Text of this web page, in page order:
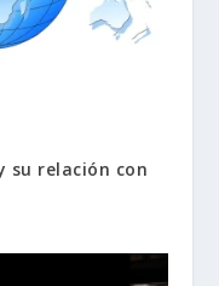
su relación con